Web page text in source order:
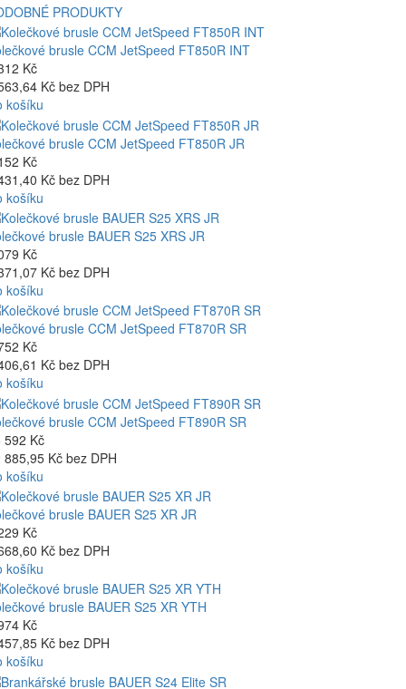
PRODUKTY
brusle CCM JetSpeed FT850R INT
Kč
Kč bez DPH
košíku
brusle CCM JetSpeed FT850R JR
Kč
Kč bez DPH
košíku
brusle BAUER S25 XRS JR
Kč
Kč bez DPH
košíku
brusle CCM JetSpeed FT870R SR
Kč
Kč bez DPH
košíku
brusle CCM JetSpeed FT890R SR
592 Kč
885,95 Kč bez DPH
košíku
brusle BAUER S25 XR JR
Kč
Kč bez DPH
košíku
brusle BAUER S25 XR YTH
Kč
Kč bez DPH
košíku